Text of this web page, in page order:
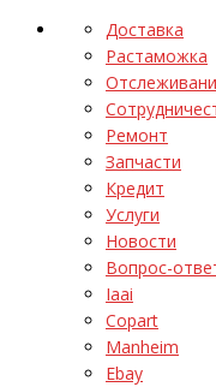
Доставка
Растаможка
Ремонт
Запчасти
Кредит
Услуги
Новости
Вопрос-
Iaai
Copart
Manheim
Ebay